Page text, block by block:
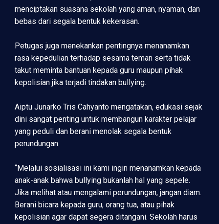
menciptakan suasana sekolah yang aman, nyaman, dan
bebas dari segala bentuk kekerasan.
Petugas juga menekankan pentingnya menanamkan
rasa kepedulian terhadap sesama teman serta tidak
takut meminta bantuan kepada guru maupun pihak
kepolisian jika terjadi tindakan bullying.
Aiptu Junarko Tris Cahyanto mengatakan, edukasi sejak
dini sangat penting untuk membangun karakter pelajar
yang peduli dan berani menolak segala bentuk
perundungan.
“Melalui sosialisasi ini kami ingin menanamkan kepada
anak-anak bahwa bullying bukanlah hal yang sepele.
Jika melihat atau mengalami perundungan, jangan diam.
Berani bicara kepada guru, orang tua, atau pihak
kepolisian agar dapat segera ditangani. Sekolah harus